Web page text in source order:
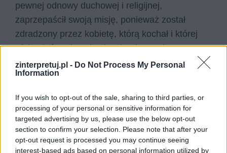
zinterpretuj.pl - Do Not Process My Personal
Information
If you wish to opt-out of the sale, sharing to third parties, or
processing of your personal or sensitive information for
targeted advertising by us, please use the below opt-out
section to confirm your selection. Please note that after your
opt-out request is processed you may continue seeing
interest-based ads based on personal information utilized by
pewnej odnowy duchowej i religijnej,
zaprzepaścił swoją misję, ponieważ został
zdradzony przez kobietę, którą kochał i której
ufał, a która okazała się wiarołomna i
nikczemna. Sprzedała godność, wolność i życie
swojego ukochanego za łapówkę. Samson do
siła stała się przysłowiowa. Jahwe zaś
udowodnił, że jest najważniejszym bogiem dla
Izraelitów i jemu należy się największy
szacunek.